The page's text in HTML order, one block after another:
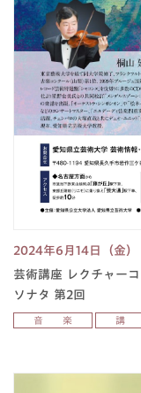
2024年6月14日（金）
芸術講座 レクチャー
ソナタ 第2回
音 楽 講